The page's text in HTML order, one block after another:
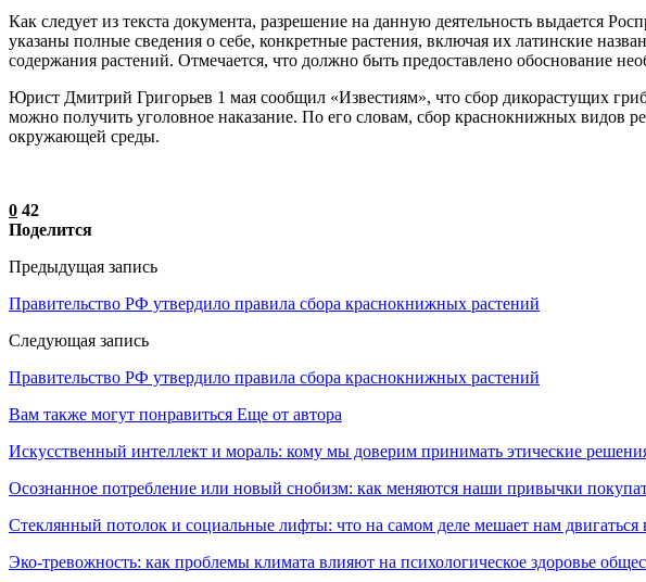
Как следует из текста документа, разрешение на данную деятельность выдается
указаны полные сведения о себе, конкретные растения, включая их латинские
содержания растений. Отмечается, что должно быть предоставлено обоснование
Юрист Дмитрий Григорьев 1 мая сообщил «Известиям», что сбор дикорастущих
можно получить уголовное наказание. По его словам, сбор краснокнижных видов
окружающей среды.
0 42
Поделится
Предыдущая запись
Правительство РФ утвердило правила сбора краснокнижных растений
Следующая запись
Правительство РФ утвердило правила сбора краснокнижных растений
Вам также могут понравиться Еще от автора
Искусственный интеллект и мораль: кому мы доверим принимать этические
Осознанное потребление или новый снобизм: как меняются наши привычки
Стеклянный потолок и социальные лифты: что на самом деле мешает нам двигаться
Эко-тревожность: как проблемы климата влияют на психологическое здоровье